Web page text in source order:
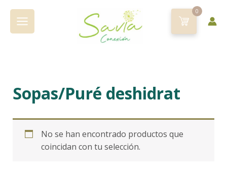
contenido
Sopas/Puré deshidrat
No se han encontrado productos que
coincidan con tu selección.
0